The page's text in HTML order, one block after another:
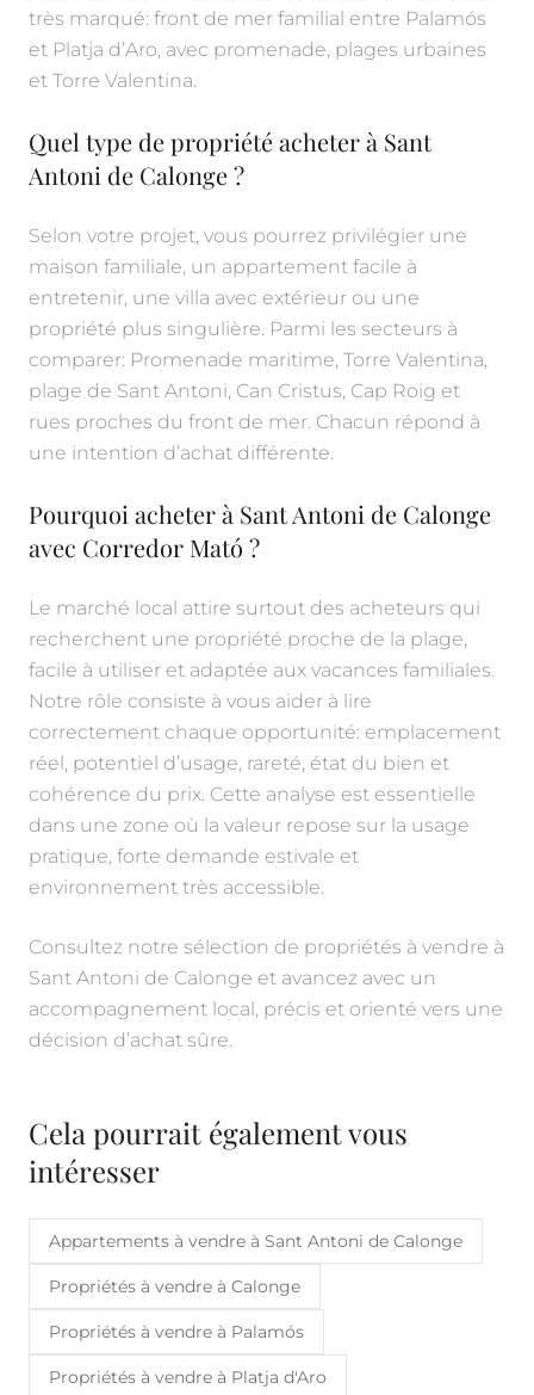
très marqué: front de mer familial entre Palamós
et Platja d’Aro, avec promenade, plages urbaines
et Torre Valentina.
Quel type de propriété acheter à Sant
Antoni de Calonge ?
Selon votre projet, vous pourrez privilégier une
maison familiale, un appartement facile à
entretenir, une villa avec extérieur ou une
propriété plus singulière. Parmi les secteurs à
comparer: Promenade maritime, Torre Valentina,
plage de Sant Antoni, Can Cristus, Cap Roig et
rues proches du front de mer. Chacun répond à
une intention d’achat différente.
Pourquoi acheter à Sant Antoni de Calonge
avec Corredor Mató ?
Le marché local attire surtout des acheteurs qui
recherchent une propriété proche de la plage,
facile à utiliser et adaptée aux vacances familiales.
Notre rôle consiste à vous aider à lire
correctement chaque opportunité: emplacement
réel, potentiel d’usage, rareté, état du bien et
cohérence du prix. Cette analyse est essentielle
dans une zone où la valeur repose sur la usage
pratique, forte demande estivale et
environnement très accessible.
Consultez notre sélection de propriétés à vendre à
Sant Antoni de Calonge et avancez avec un
accompagnement local, précis et orienté vers une
décision d’achat sûre.
Cela pourrait également vous
intéresser
Appartements à vendre à Sant Antoni de Calonge
Propriétés à vendre à Calonge
Propriétés à vendre à Palamós
Propriétés à vendre à Platja d'Aro